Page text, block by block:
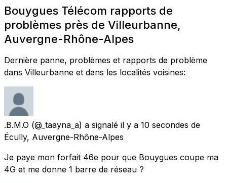
Bouygues Télécom rapports de
problèmes près de Villeurbanne,
Auvergne-Rhône-Alpes
Dernière panne, problèmes et rapports de problème
dans Villeurbanne et dans les localités voisines:
.B.M.O (@_taayna_a) a signalé il y a 10 secondes de
Écully, Auvergne-Rhône-Alpes
Je paye mon forfait 46e pour que Bouygues coupe ma
4G et me donne 1 barre de réseau ?